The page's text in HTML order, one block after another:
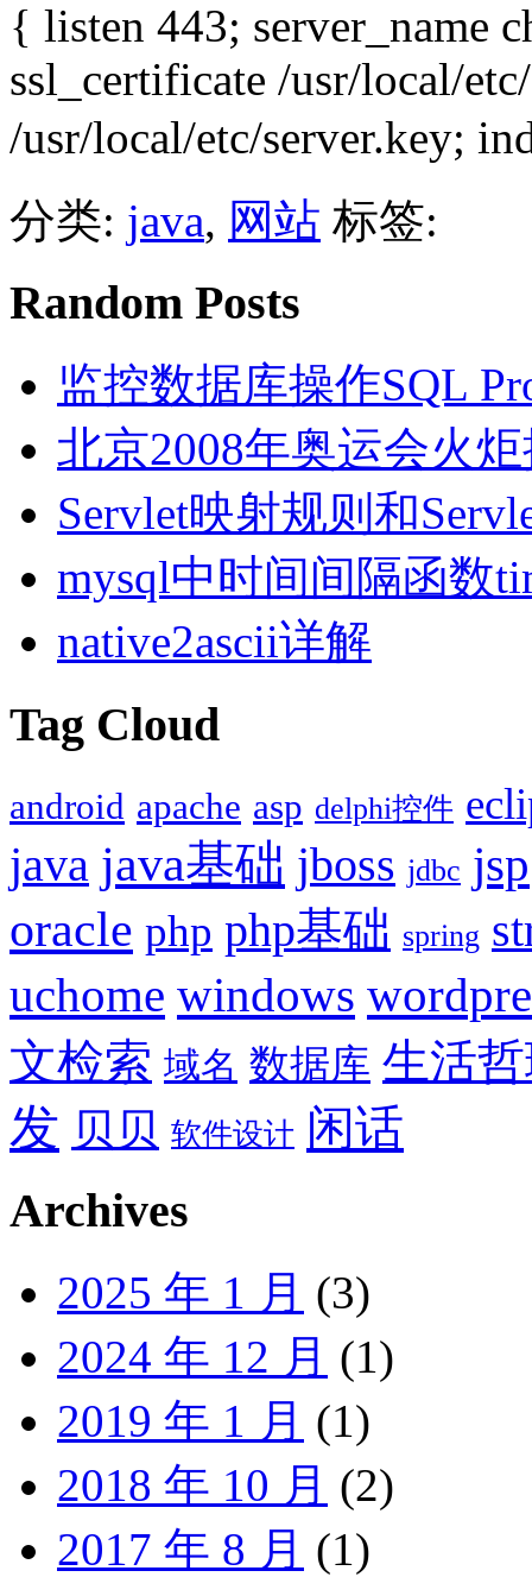
{ listen 443; server_name
ssl_certificate /usr/local/
/usr/local/etc/server.key;
分类: java, 网站 标签:
Random Posts
监控数据库操作SQL
北京2008年奥运会火
Servlet映射规则和
mysql中时间间隔函数
native2ascii详解
Tag Cloud
android apache asp delphi控件
java java基础 jboss jdbc jsp
oracle php php基础 spring
uchome windows
文检索 域名 数据库 生活
发 贝贝 软件设计 闲话
Archives
2025 年 1 月 (3)
2024 年 12 月 (1)
2019 年 1 月 (1)
2018 年 10 月 (2)
2017 年 8 月 (1)